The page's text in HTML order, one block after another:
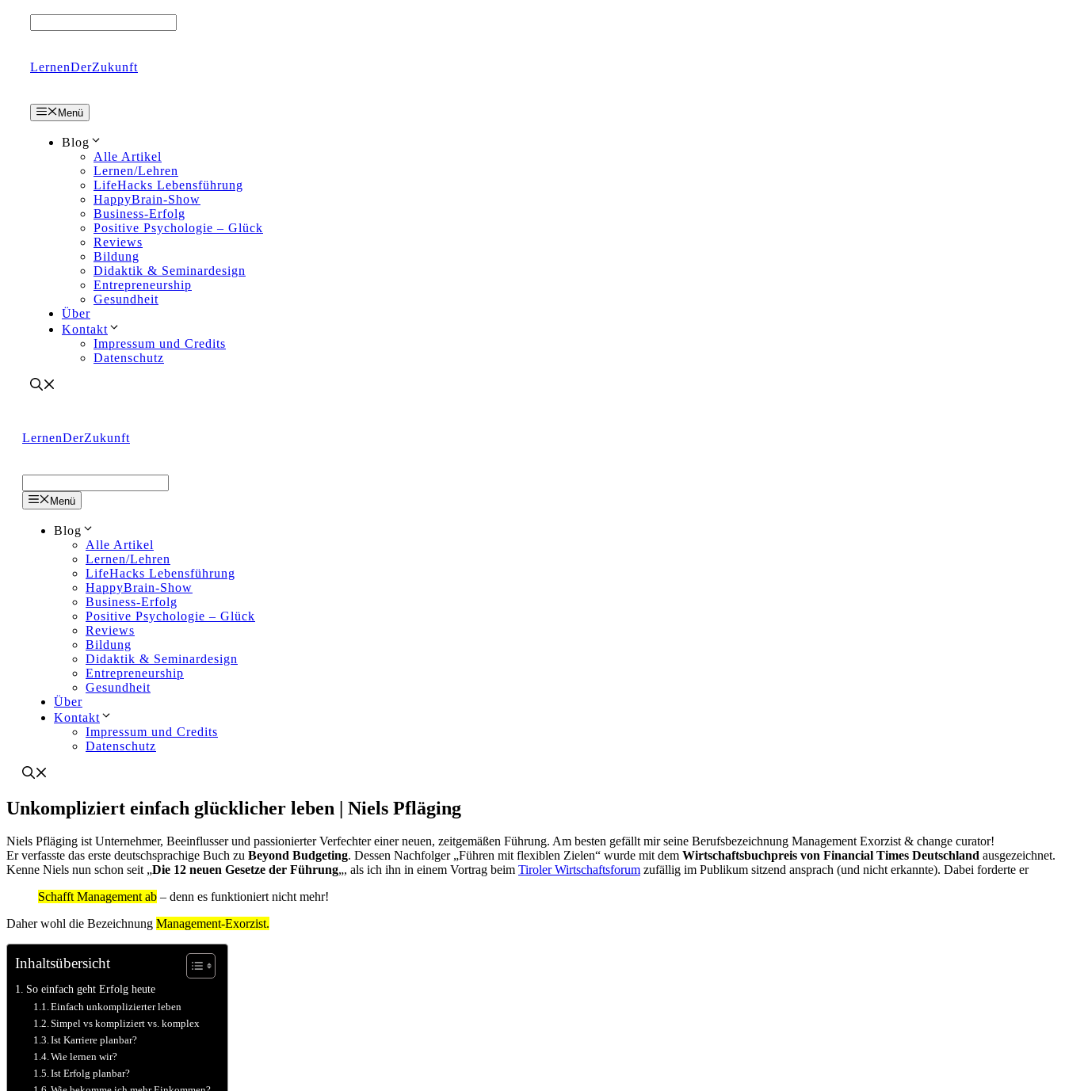
LernenDerZukunft
Menü
Blog
Alle Artikel
Lernen/Lehren
LifeHacks Lebensführung
HappyBrain-Show
Business-Erfolg
Positive Psychologie – Glück
Reviews
Bildung
Didaktik & Seminardesign
Entrepreneurship
Gesundheit
Über
Kontakt
Impressum und Credits
Datenschutz
LernenDerZukunft
Menü
Blog
Alle Artikel
Lernen/Lehren
LifeHacks Lebensführung
HappyBrain-Show
Business-Erfolg
Positive Psychologie – Glück
Reviews
Bildung
Didaktik & Seminardesign
Entrepreneurship
Gesundheit
Über
Kontakt
Impressum und Credits
Datenschutz
Unkompliziert einfach glücklicher leben | Niels Pfläging
Niels Pfläging ist Unternehmer, Beeinflusser und passionierter Verfechter einer neuen, zeitgemäßen Führung. Am besten gefällt mir seine Berufsbezeichnung Management Exorzist & change curator!
Er verfasste das erste deutschsprachige Buch zu Beyond Budgeting. Dessen Nachfolger „Führen mit flexiblen Zielen“ wurde mit dem Wirtschaftsbuchpreis von Financial Times Deutschland ausgezeichnet.
Kenne Niels nun schon seit „Die 12 neuen Gesetze der Führung„, als ich ihn in einem Vortrag beim Tiroler Wirtschaftsforum zufällig im Publikum sitzend ansprach (und nicht erkannte). Dabei forderte er
Schafft Management ab – denn es funktioniert nicht mehr!
Daher wohl die Bezeichnung Management-Exorzist.
Inhaltsübersicht
So einfach geht Erfolg heute
Einfach unkomplizierter leben
Simpel vs kompliziert vs. komplex
Ist Karriere planbar?
Wie lernen wir?
Ist Erfolg planbar?